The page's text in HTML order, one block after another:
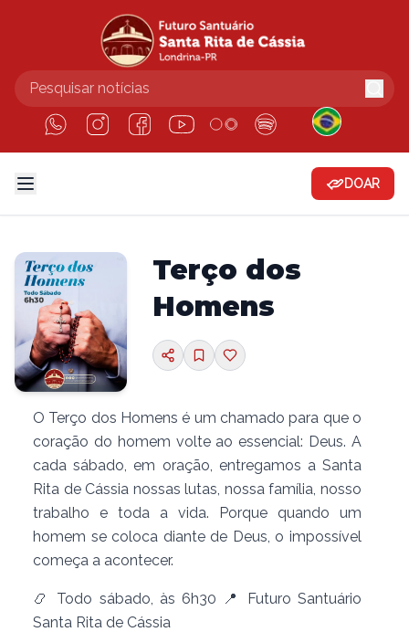
DOAR
Terço dos
Homens
O Terço dos Homens é um chamado para que o
coração do homem volte ao essencial: Deus. A
cada sábado, em oração, entregamos a Santa
Rita de Cássia nossas lutas, nossa família, nosso
trabalho e toda a vida. Porque quando um
homem se coloca diante de Deus, o impossível
começa a acontecer.
📿 Todo sábado, às 6h30 📍 Futuro Santuário
Santa Rita de Cássia